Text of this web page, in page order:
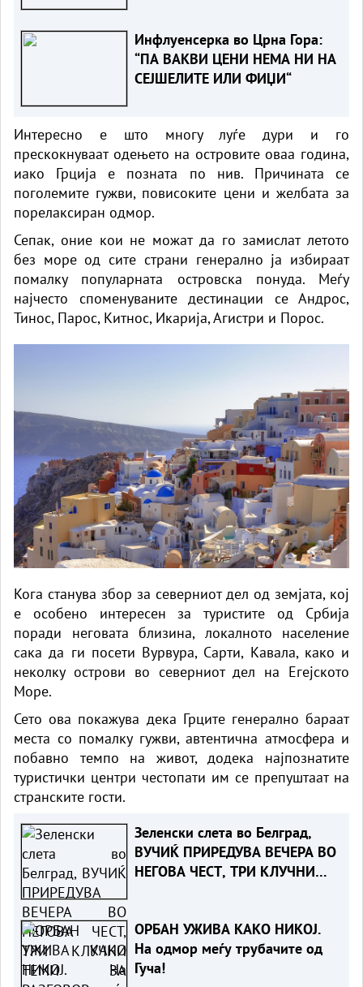
Инфлуенсерка во Црна Гора:
“ПА ВАКВИ ЦЕНИ НЕМА НИ НА
СЕЈШЕЛИТЕ ИЛИ ФИЏИ“
Интересно е што многу луѓе дури и го
прескокнуваат одењето на островите оваа година,
иако Грција е позната по нив. Причината се
поголемите гужви, повисоките цени и желбата за
порелаксиран одмор.
Сепак, оние кои не можат да го замислат летото
без море од сите страни генерално ја избираат
помалку популарната островска понуда. Меѓу
најчесто споменуваните дестинации се Андрос,
Тинос, Парос, Китнос, Икарија, Агистри и Порос.
Кога станува збор за северниот дел од земјата, кој
е особено интересен за туристите од Србија
поради неговата близина, локалното население
сака да ги посети Вурвура, Сарти, Кавала, како и
неколку острови во северниот дел на Егејското
Море.
Сето ова покажува дека Грците генерално бараат
места со помалку гужви, автентична атмосфера и
побавно темпо на живот, додека најпознатите
туристички центри честопати им се препуштаат на
странските гости.
Зеленски слета во Белград,
ВУЧИЌ ПРИРЕДУВА ВЕЧЕРА ВО
НЕГОВА ЧЕСТ, ТРИ КЛУЧНИ
ОРБАН УЖИВА КАКО НИКОЈ.
На одмор меѓу трубачите од
Гуча!